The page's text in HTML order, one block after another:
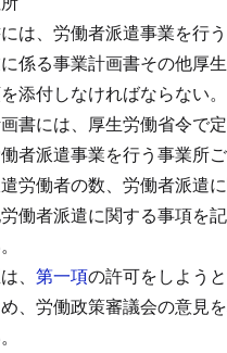
は、労働者派遣事業を行
係る事業計画書その他厚
添付しなければならない。
書には、厚生労働省令で
者派遣事業を行う事業所
労働者の数、労働者派遣
働者派遣に関する事項を
、 第一項の許可をしよう
、労働政策審議会の意見